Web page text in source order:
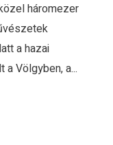
háromezer
a hazai
Völgyben, a...